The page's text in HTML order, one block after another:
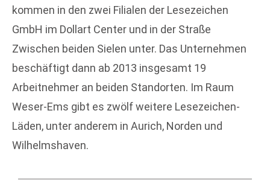
kommen in den zwei Filialen der Lesezeichen
GmbH im Dollart Center und in der Straße
Zwischen beiden Sielen unter. Das Unternehmen
beschäftigt dann ab 2013 insgesamt 19
Arbeitnehmer an beiden Standorten. Im Raum
Weser-Ems gibt es zwölf weitere Lesezeichen-
Läden, unter anderem in Aurich, Norden und
Wilhelmshaven.